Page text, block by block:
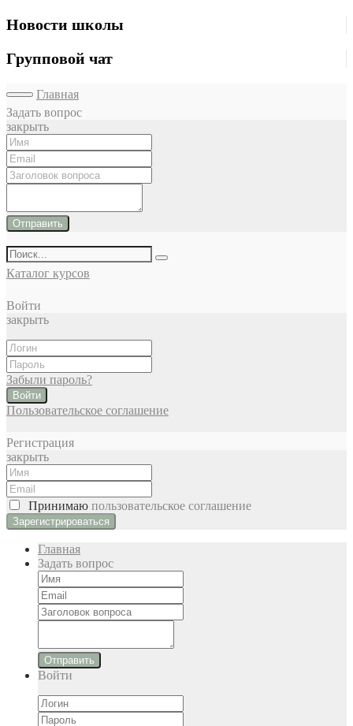
Новости школы
Групповой чат
Главная
Задать вопрос
закрыть
Отправить
Каталог курсов
Войти
закрыть
Забыли пароль?
Войти
Пользовательское соглашение
Регистрация
закрыть
Принимаю пользовательское соглашение
Главная
Задать вопрос
Отправить
Войти